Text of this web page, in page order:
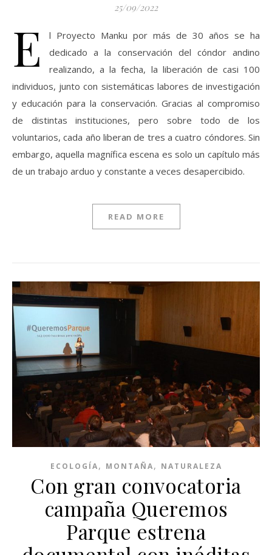
25/09/2022
E
l Proyecto Manku por más de 30 años se ha
dedicado a la conservación del cóndor andino
realizando, a la fecha, la liberación de casi 100
individuos, junto con sistemáticas labores de investigación
y educación para la conservación. Gracias al compromiso
de distintas instituciones, pero sobre todo de los
voluntarios, cada año liberan de tres a cuatro cóndores. Sin
embargo, aquella magnífica escena es solo un capítulo más
de un trabajo arduo y constante a veces desapercibido.
READ MORE
ECOLOGÍA, MONTAÑA, NATURALEZA
Con gran convocatoria
campaña Queremos
Parque estrena